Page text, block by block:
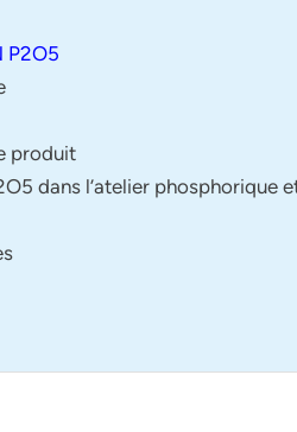
P2O5
produit
dans l’atelier phosphorique